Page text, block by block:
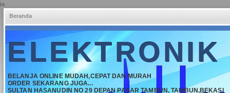
is
Beranda
BELANJA ONLINE MUDAH,CEPAT DAN MURAH
ORDER SEKARANG JUGA...
SULTAN HASANUDIN NO 29 DEPAN PASAR TAMBUN, TAMBUN,BEKASI